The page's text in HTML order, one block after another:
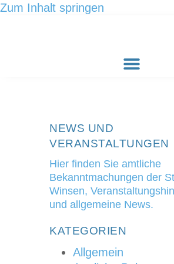
Zum Inhalt springen
NEWS UND
VERANSTALTUNGEN
Hier finden Sie amtliche
Bekanntmachungen der
Winsen,
und allgemeine News.
KATEGORIEN
Allgemein